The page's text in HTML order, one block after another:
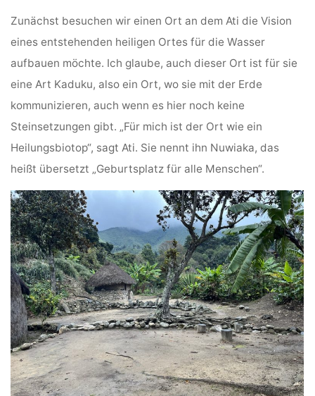
Zunächst besuchen wir einen Ort an dem Ati die Vision
eines entstehenden heiligen Ortes für die Wasser
aufbauen möchte. Ich glaube, auch dieser Ort ist für sie
eine Art Kaduku, also ein Ort, wo sie mit der Erde
kommunizieren, auch wenn es hier noch keine
Steinsetzungen gibt. „Für mich ist der Ort wie ein
Heilungsbiotop“, sagt Ati. Sie nennt ihn Nuwiaka, das
heißt übersetzt „Geburtsplatz für alle Menschen“.